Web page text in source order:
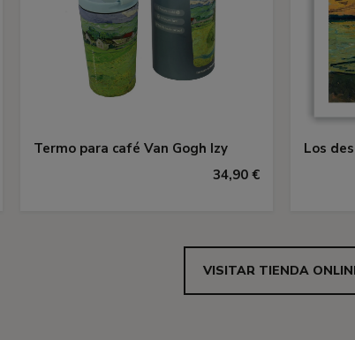
Termo para café Van Gogh Izy
34,90 €
Los
VISITAR TIENDA